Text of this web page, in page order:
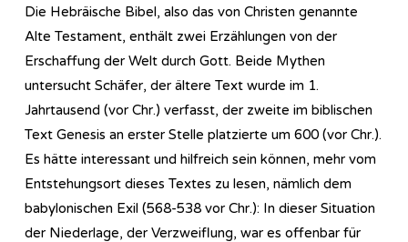
Die Hebräische Bibel, also das von Christen genannte
Alte Testament, enthält zwei Erzählungen von der
Erschaffung der Welt durch Gott. Beide Mythen
untersucht Schäfer, der ältere Text wurde im 1.
Jahrtausend (vor Chr.) verfasst, der zweite im biblischen
Text Genesis an erster Stelle platzierte um 600 (vor Chr.).
Es hätte interessant und hilfreich sein können, mehr vom
Entstehungsort dieses Textes zu lesen, nämlich dem
babylonischen Exil (568-538 vor Chr.): In dieser Situation
der Niederlage, der Verzweiflung, war es offenbar für